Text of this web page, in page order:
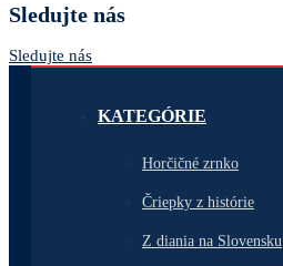
Sledujte nás
Sledujte nás
KATEGÓRIE
Horčičné zrnko
Čriepky z histórie
Z diania na Slovensku